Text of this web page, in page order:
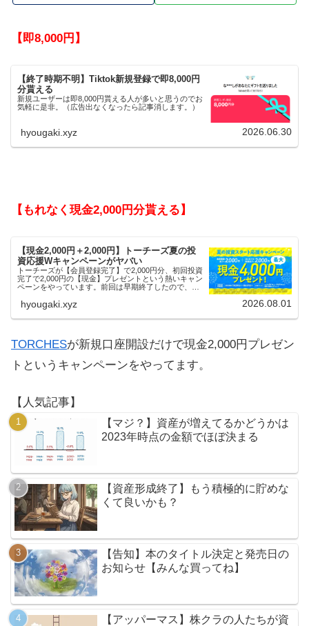
【即8,000円】
【終了時期不明】Tiktok新規登録で即8,000円
分貰える
新規ユーザーは即8,000円貰える人が多いと思うのでお
気軽に是非。（広告出なくなったら記事消します。）
hyougaki.xyz 2026.06.30
【もれなく現金2,000円分貰える】
【現金2,000円＋2,000円】トーチーズ夏の投
資応援Wキャンペーンがヤバい
トーチーズが【会員登録完了】で2,000円分、初回投資
完了で2,000円の【現金】プレゼントという熱いキャン
ペーンをやっています。前回は早期終了したので、使
hyougaki.xyz 2026.08.01
TORCHESが新規口座開設だけで現金2,000円プレゼン
トというキャンペーンをやってます。
【人気記事】
【マジ？】資産が増えてるかどうかは
2023年時点の金額でほぼ決まる
【資産形成終了】もう積極的に貯めな
くて良いかも？
【告知】本のタイトル決定と発売日の
お知らせ【みんな買ってね】
【アッパーマス】株クラの人たちが資